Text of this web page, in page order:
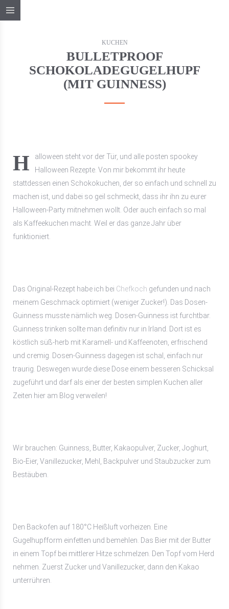
KUCHEN
BULLETPROOF
SCHOKOLADEGUGELHUPF
(MIT GUINNESS)
Halloween steht vor der Tür, und alle posten spookey
Halloween Rezepte. Von mir bekommt ihr heute
stattdessen einen Schokokuchen, der so einfach und schnell zu
machen ist, und dabei so geil schmeckt, dass ihr ihn zu eurer
Halloween-Party mitnehmen wollt. Oder auch einfach so mal
als Kaffeekuchen macht. Weil er das ganze Jahr über
funktioniert.
Das Original-Rezept habe ich bei Chefkoch gefunden und nach
meinem Geschmack optimiert (weniger Zucker!). Das Dosen-
Guinness musste nämlich weg. Dosen-Guinness ist furchtbar.
Guinness trinken sollte man definitiv nur in Irland. Dort ist es
köstlich süß-herb mit Karamell- und Kaffeenoten, erfrischend
und cremig. Dosen-Guinness dagegen ist schal, einfach nur
traurig. Deswegen wurde diese Dose einem besseren Schicksal
zugeführt und darf als einer der besten simplen Kuchen aller
Zeiten hier am Blog verweilen!
Wir brauchen: Guinness, Butter, Kakaopulver, Zucker, Joghurt,
Bio-Eier, Vanillezucker, Mehl, Backpulver und Staubzucker zum
Bestäuben.
Den Backofen auf 180°C Heißluft vorheizen. Eine
Gugelhupfform einfetten und bemehlen. Das Bier mit der Butter
in einem Topf bei mittlerer Hitze schmelzen. Den Topf vom Herd
nehmen. Zuerst Zucker und Vanillezucker, dann den Kakao
unterrühren.